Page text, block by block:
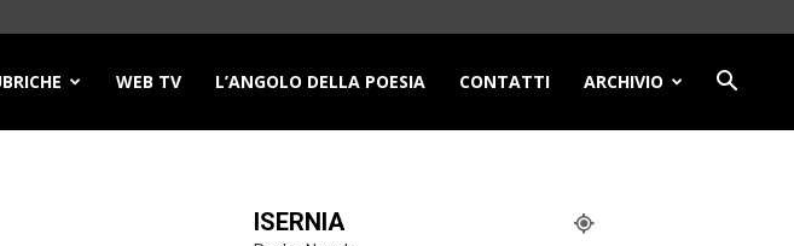
WEB TV L’ANGOLO DELLA POESIA CONTATTI ARCHIVIO
ISERNIA